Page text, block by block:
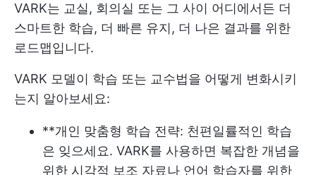
VARK는 교실, 회의실 또는 그 사이 어디에서든 더
스마트한 학습, 더 빠른 유지, 더 나은 결과를 위한
로드맵입니다.
VARK 모델이 학습 또는 교수법을 어떻게 변화시키
는지 알아보세요:
**개인 맞춤형 학습 전략: 천편일률적인 학습
은 잊으세요. VARK를 사용하면 복잡한 개념을
위한 시각적 보조 자료나 언어 학습자를 위한